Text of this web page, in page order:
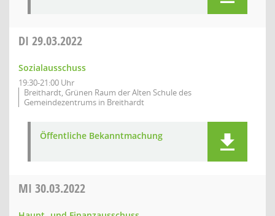
DI 29.03.2022
Sozialausschuss
19:30-21:00 Uhr
Breithardt, Grünen Raum der Alten Schule des
Gemeindezentrums in Breithardt
Öffentliche Bekanntmachung
MI 30.03.2022